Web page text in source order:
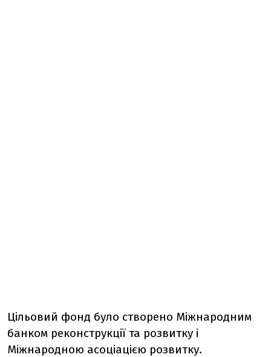
Цільовий фонд було створено Міжнародним
банком реконструкції та розвитку і
Міжнародною асоціацією розвитку.